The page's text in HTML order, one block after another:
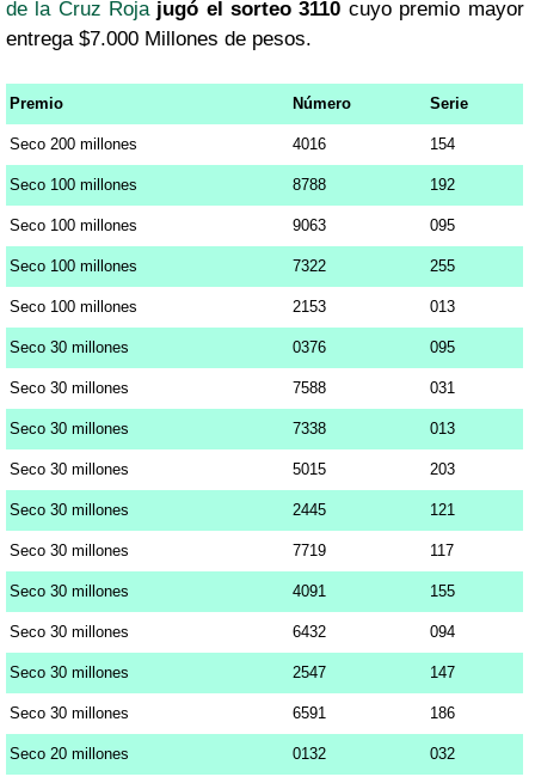
de la Cruz Roja jugó el sorteo 3110 cuyo premio mayor
entrega $7.000 Millones de pesos.
Premio Número Serie
Seco 200 millones 4016 154
Seco 100 millones 8788 192
Seco 100 millones 9063 095
Seco 100 millones 7322 255
Seco 100 millones 2153 013
Seco 30 millones 0376 095
Seco 30 millones 7588 031
Seco 30 millones 7338 013
Seco 30 millones 5015 203
Seco 30 millones 2445 121
Seco 30 millones 7719 117
Seco 30 millones 4091 155
Seco 30 millones 6432 094
Seco 30 millones 2547 147
Seco 30 millones 6591 186
Seco 20 millones 0132 032